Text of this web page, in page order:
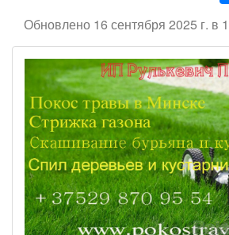
Обновлено 16 сентября 2025 г. в